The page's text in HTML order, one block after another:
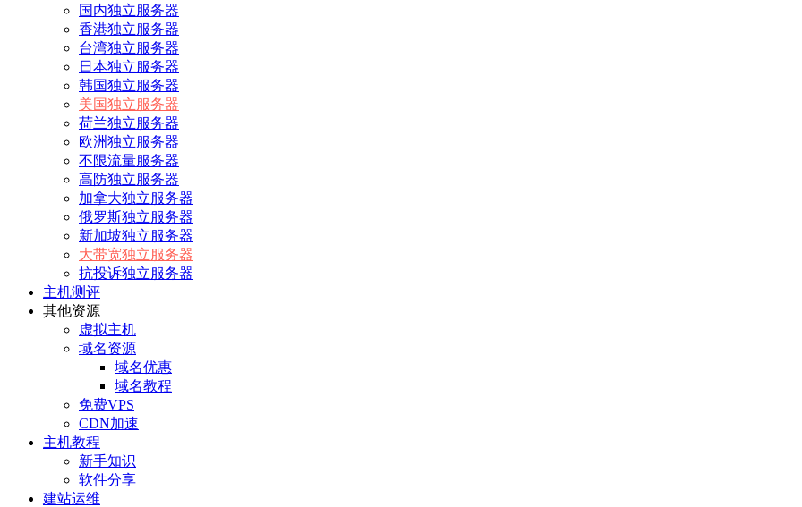
国内独立服务器
香港独立服务器
台湾独立服务器
日本独立服务器
韩国独立服务器
美国独立服务器
荷兰独立服务器
欧洲独立服务器
不限流量服务器
高防独立服务器
加拿大独立服务器
俄罗斯独立服务器
新加坡独立服务器
大带宽独立服务器
抗投诉独立服务器
主机测评
其他资源
虚拟主机
域名资源
域名优惠
域名教程
免费VPS
CDN加速
主机教程
新手知识
软件分享
建站运维